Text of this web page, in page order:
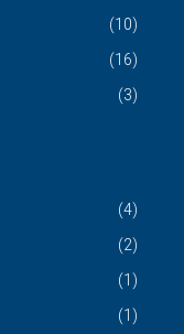
(10)
(16)
(3)
(4)
(2)
(1)
(1)